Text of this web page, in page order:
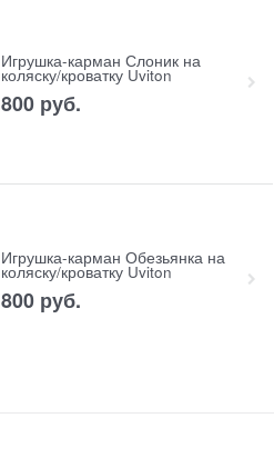
Игрушка-карман Слоник на
коляску/кроватку Uviton
800 руб.
Игрушка-карман Обезьянка на
коляску/кроватку Uviton
800 руб.